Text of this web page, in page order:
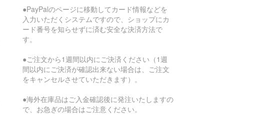
●PayPalのページに移動してカード情報などを
入力いただくシステムですので、ショップにカ
ード番号を知らせずに済む安全な決済方法で
す。
●ご注文から1週間以内にご決済ください（1週
間以内にご決済が確認出来ない場合は、ご注文
をキャンセルさせていただきます）。
●海外在庫品はご入金確認後に発注いたしますの
で、お急ぎの場合はご注意ください。